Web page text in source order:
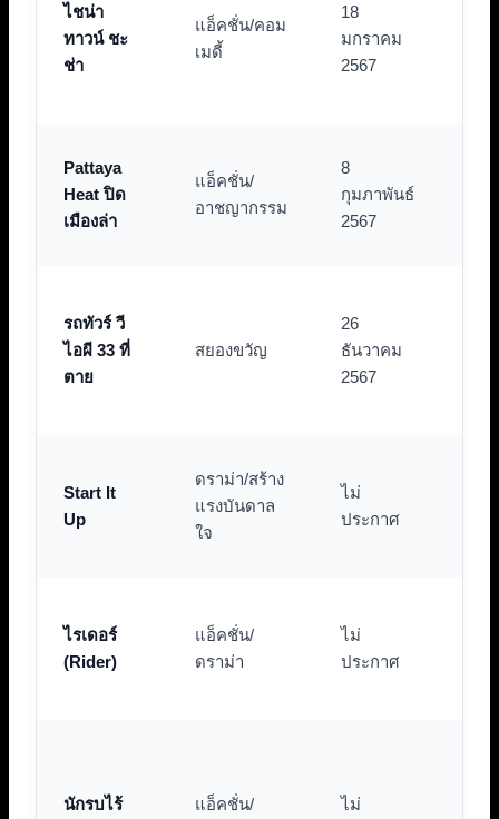
ไชน่า
ทาวน์ ชะ
ช่า
แอ็คชั่น/คอม
เมดี้
18
มกราคม
2567
Pattaya
Heat ปิด
เมืองล่า
แอ็คชั่น/
อาชญากรรม
8
กุมภาพันธ์
2567
รถทัวร์ วี
ไอผี 33 ที่
ตาย
สยองขวัญ
26
ธันวาคม
2567
Start It
Up
ดราม่า/สร้าง
แรงบันดาล
ใจ
ไม่
ประกาศ
ไรเดอร์
(Rider)
แอ็คชั่น/
ดราม่า
ไม่
ประกาศ
นักรบไร้
แอ็คชั่น/
ไม่